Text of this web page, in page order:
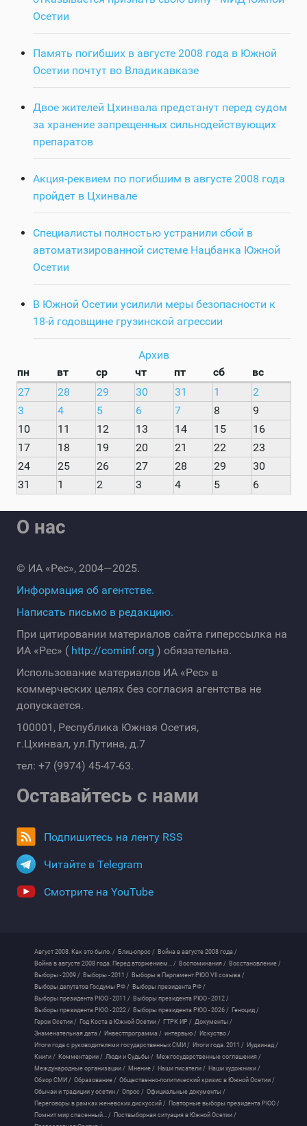
Осетии
Память погибших в августе 2008 года в Южной
Осетии почтут во Владикавказе
Двое жителей Цхинвала предстанут перед судом
за хранение запрещенных сильнодействующих
препаратов
Акция-реквием по погибшим в августе 2008 года
пройдет в Цхинвале
Специалисты полностью устранили сбой в
автоматизированной системе Нацбанка Южной
Осетии
В Южной Осетии усилили меры безопасности к
18-й годовщине грузинской агрессии
Архив
пн
вт ср чт пт сб
вс
27
28 29 30 31 1
2
3
4 5 6 7 8
9
10
11 12 13 14 15
16
17
18 19 20 21 22
23
24
25 26 27 28 29
30
31
1 2 3 4 5 6
О нас
© ИА «Рес», 2004—2025.
Информация об агентстве.
Написать письмо в редакцию.
При цитировании материалов сайта гиперссылка на
ИА «Рес» ( http://cominf.org ) обязательна.
Использование материалов ИА «Рес» в
коммерческих целях без согласия агентства не
допускается.
100001, Республика Южная Осетия,
г.Цхинвал, ул.Путина, д.7
тел: +7 (9974) 45-47-63.
Оставайтесь с нами
Подпишитесь на ленту RSS
Читайте в Telegram
Смотрите на YouTube
Август 2008. Как это было. / Блиц-опрос / Война в августе 2008 года /
Война в августе 2008 года. Перед вторжением... / Воспоминания / Восстановление /
Выборы - 2009 / Выборы - 2011 / Выборы в Парламент РЮО VII созыва /
Выборы депутатов Госдумы РФ / Выборы президента РФ /
Выборы президента РЮО - 2011 / Выборы президента РЮО - 2012 /
Выборы президента РЮО - 2022 / Выборы президента РЮО - 2026 / Геноцид /
Герои Осетии / Год Коста в Южной Осетии / ГТРК ИР / Документы /
Знаменательная дата / Инвестпрограмма / интервью / Искуство /
Итоги года с руководителями государственных СМИ / Итоги года. 2011 / Иудзинад /
Книги / Комментарии / Люди и Судьбы / Межгосударственные соглашения /
Международные организации / Мнение / Наши писатели / Наши художники /
Обзор СМИ / Образование / Общественно-политический кризис в Южной Осетии /
Обычаи и традиции у осетин / Опрос / Официальные документы /
Переговоры в рамках женевских дискуссий / Повторные выборы президента РЮО /
Помнит мир спасенный... / Поствыборная ситуация в Южной Осетии /